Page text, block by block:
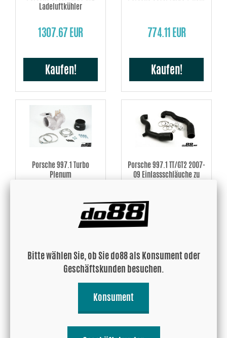
Ladeluftkühler
1307.67 EUR
Kaufen!
774.11 EUR
Kaufen!
Porsche 997.1 Turbo
Plenum
AB 518.41 EUR
Porsche 997.1 TT/GT2 2007-
09 Einlassschläuche zu
474.35 EUR
Bitte wählen Sie, ob Sie do88 als Konsument oder
Geschäftskunden besuchen.
Konsument